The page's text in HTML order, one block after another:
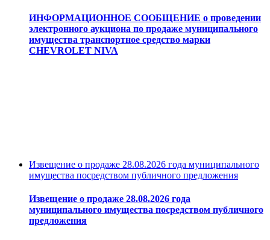
ИНФОРМАЦИОННОЕ СООБЩЕНИЕ о проведении
электронного аукциона по продаже муниципального
имущества транспортное средство марки
CHEVROLET NIVA
Извещение о продаже 28.08.2026 года муниципального
имущества посредством публичного предложения
Извещение о продаже 28.08.2026 года
муниципального имущества посредством публичного
предложения